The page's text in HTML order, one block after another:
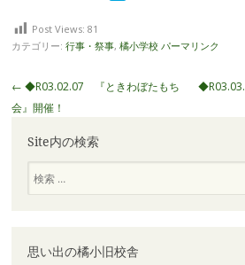
Post Views: 81
カテゴリー: 行事・祭事, 橘小学校 パーマリンク
投
稿
← ◆R03.02.07 『ときわぼたもち
会』開催！
Site内の検索
索
思い出の橘小旧校舎